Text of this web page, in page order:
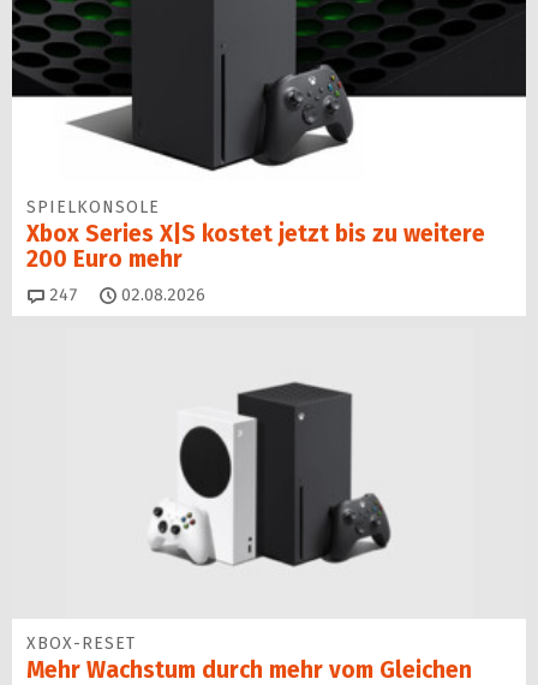
SPIELKONSOLE
Xbox Series X|S kostet jetzt bis zu weitere
200 Euro mehr
247 Kommentare
02.08.2026
XBOX-RESET
Mehr Wachstum durch mehr vom Gleichen